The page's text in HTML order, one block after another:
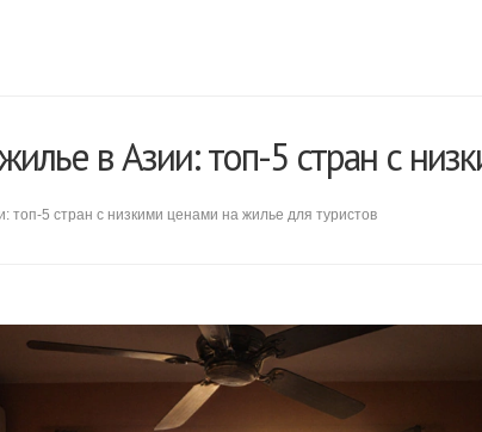
в Азии: топ-5 стран с
топ-5 стран с низкими ценами на жилье для туристов